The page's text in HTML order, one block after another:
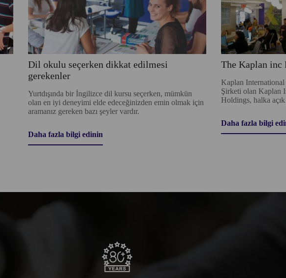
Dil okulu seçerken dikkat edilmesi
gerekenler
Yurtdışında bir İngilizce dil kursu seçerken, mümkün
olan en iyi deneyimi elde edeceğinizden emin olmak için
aramanız gereken bazı şeyler vardır.
Daha fazla bilgi edinin
The Kaplan inc
Kaplan
Şirketi olan Kaplan
Holdings, halka
Daha fazla bilgi